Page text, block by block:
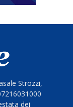
Strozzi,
dei